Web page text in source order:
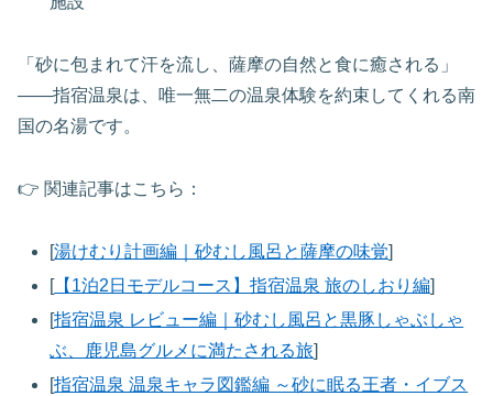
「砂に包まれて汗を流し、薩摩の自然と食に癒される」
――指宿温泉は、唯一無二の温泉体験を約束してくれる南
国の名湯です。
👉 関連記事はこちら：
[湯けむり計画編｜砂むし風呂と薩摩の味覚]
[【1泊2日モデルコース】指宿温泉 旅のしおり編]
[指宿温泉 レビュー編｜砂むし風呂と黒豚しゃぶしゃ
ぶ、鹿児島グルメに満たされる旅]
[指宿温泉 温泉キャラ図鑑編 ～砂に眠る王者・イブス